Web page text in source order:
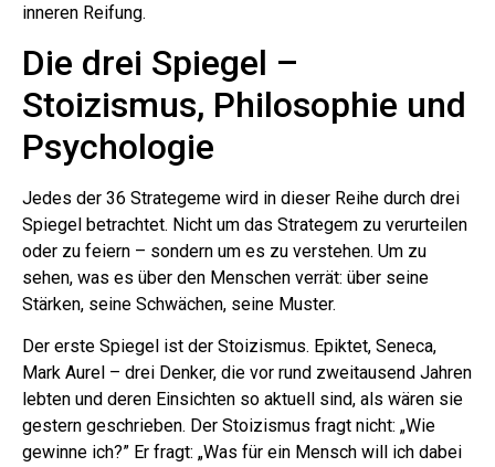
inneren Reifung.
Die drei Spiegel –
Stoizismus, Philosophie und
Psychologie
Jedes der 36 Strategeme wird in dieser Reihe durch drei
Spiegel betrachtet. Nicht um das Strategem zu verurteilen
oder zu feiern – sondern um es zu verstehen. Um zu
sehen, was es über den Menschen verrät: über seine
Stärken, seine Schwächen, seine Muster.
Der erste Spiegel ist der Stoizismus. Epiktet, Seneca,
Mark Aurel – drei Denker, die vor rund zweitausend Jahren
lebten und deren Einsichten so aktuell sind, als wären sie
gestern geschrieben. Der Stoizismus fragt nicht: „Wie
gewinne ich?” Er fragt: „Was für ein Mensch will ich dabei